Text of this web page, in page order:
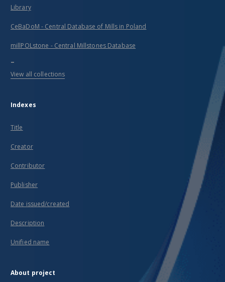
Library
CeBaDoM - Central Database of Mills in Poland
millPOLstone - Central Millstones Database
...
View all collections
Indexes
Title
Creator
Contributor
Publisher
Date issued/created
Description
Unified name
About project